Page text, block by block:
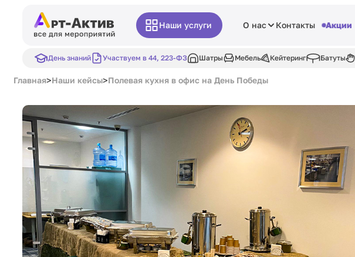
Наши услуги О нас Контакты Акции
День знаний Участвуем в 44, 223-ФЗ Шатры Мебель Кейтеринг Батуты
Главная>Наши кейсы>Полевая кухня в офис на День Победы